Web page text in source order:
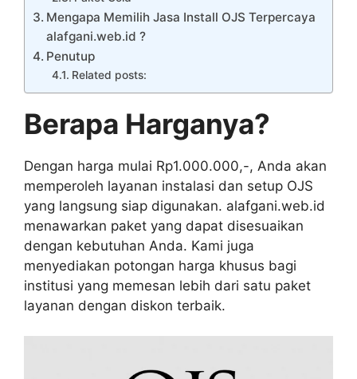
Mengapa Memilih Jasa Install OJS Terpercaya
alafgani.web.id ?
Penutup
Related posts:
Berapa Harganya?
Dengan harga mulai Rp1.000.000,-, Anda akan
memperoleh layanan instalasi dan setup OJS
yang langsung siap digunakan. alafgani.web.id
menawarkan paket yang dapat disesuaikan
dengan kebutuhan Anda. Kami juga
menyediakan potongan harga khusus bagi
institusi yang memesan lebih dari satu paket
layanan dengan diskon terbaik.